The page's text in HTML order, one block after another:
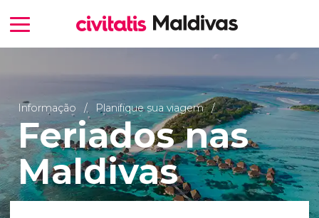
Informação Planifique sua viagem
Feriados nas
Maldivas